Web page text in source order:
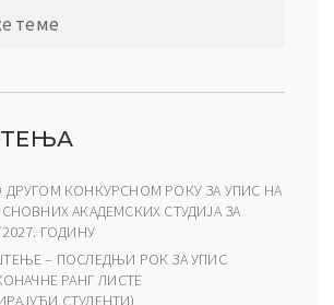
теме
КОНКУРСНОМ РОКУ ЗА УПИС НА
АКАДЕМСКИХ СТУДИЈА ЗА
ГОДИНУ
– ПОСЛЕДЊИ РОК ЗА УПИС
РАНГ ЛИСТЕ
СТУДЕНТИ)